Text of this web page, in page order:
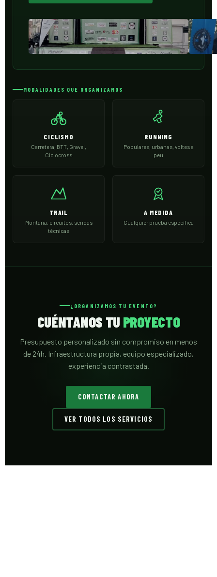
MODALIDADES QUE ORGANIZAMOS
CICLISMO
Carretera, BTT, Gravel,
Ciclocross
RUNNING
Populares, urbanas, voltes a
peu
TRAIL
Montaña, circuitos, sendas
técnicas
A MEDIDA
Cualquier prueba específica
¿ORGANIZAMOS TU EVENTO?
CUÉNTANOS TU PROYECTO
Presupuesto personalizado sin compromiso en menos
de 24h. Infraestructura propia, equipo especializado,
experiencia contrastada.
CONTACTAR AHORA
VER TODOS LOS SERVICIOS